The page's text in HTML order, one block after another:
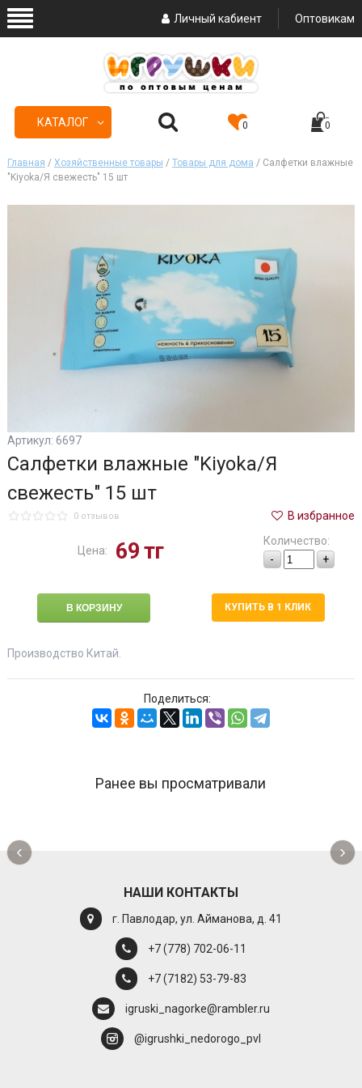
Личный кабиент Оптовикам
КАТАЛОГ 0 0
Главная / Хозяйственные товары / Товары для дома / Салфетки влажные
"Kiyoka/Я свежесть" 15 шт
Артикул: 6697
Салфетки влажные "Kiyoka/Я
свежесть" 15 шт
0 отзывов В избранное
Цена: 69тг
Количество:
-
+
КУПИТЬ В 1 КЛИК
Производство Китай.
Поделиться:
Ранее вы просматривали
‹ ›
НАШИ КОНТАКТЫ
г. Павлодар, ул. Айманова, д. 41
+7 (778) 702-06-11
+7 (7182) 53-79-83
igruski_nagorke@rambler.ru
@igrushki_nedorogo_pvl